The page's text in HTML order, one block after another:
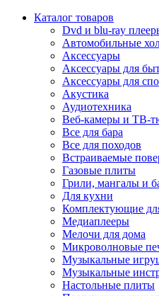
Каталог товаров
Dvd и blu-ray
Автомобильные
Аксессуары
Аксессуары для
Аксессуары для
Акустика
Аудиотехника
Веб-камеры и ТВ-
Все для бара
Все для походов
Встраиваемые
Газовые плиты
Грили, мангалы и
Для кухни
Комплектующие
Медиаплееры
Мелочи для дома
Микроволновые
Музыкальные
Музыкальные
Настольные плиты